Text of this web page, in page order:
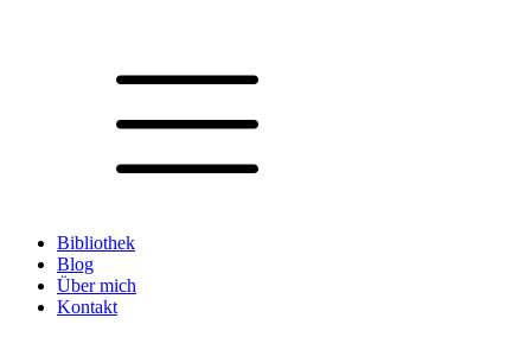
Bibliothek
Blog
Über mich
Kontakt